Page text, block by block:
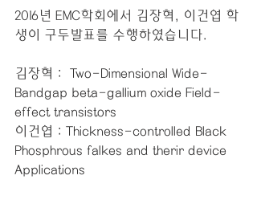
2016년 EMC학회에서 김장혁, 이건엽 학
생이 구두발표를 수행하였습니다.
김장혁 :  Two-Dimensional Wide-
Bandgap beta-gallium oxide Field-
effect transistors
이건엽 : Thickness-controlled Black
Phosphrous falkes and therir device
Applications